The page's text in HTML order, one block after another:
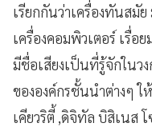
เรียกกันว่าเครื่องทันสมั
เครื่องคอมพิวเตอร์ เรื่
มีชื่อเสียงเป็นที่รู้จักในว
ขององค์กรชั้นนำต่างๆ ใ
เคียวริตี้ ,ดิจิทัล บิสิเนส